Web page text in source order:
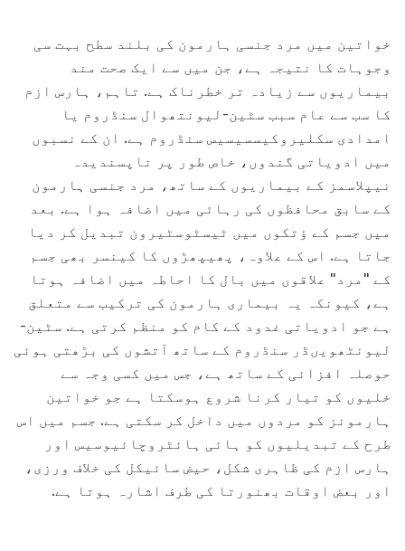
خواتین میں مرد جنسی ہارمون کی بلند سطح بہت سی
وجوہات کا نتیجہ ہے، جن میں سے ایک صحت مند
بیماریوں سے زیادہ تر خطرناک ہے. تاہم، ہارس ازم
کا سب سے عام سبب سٹین-لیونتھوال سنڈروم یا
امدادی سکلیروکیسسیسیس سنڈروم ہے. ان کے نسبوں
میں ادویاتی گندوں، خاص طور پر ناپسندیدہ
نیپلاسمز کے بیماریوں کے ساتھ، مرد جنسی ہارمون
کے سابق محافظوں کی رہائی میں اضافہ ہوا ہے. بعد
میں جسم کے ؤتکوں میں ٹیسٹوسٹیرون تبدیل کر دیا
جاتا ہے. اس کے علاوہ، پھیپھڑوں کا کینسر بھی جسم
کے "مرد" علاقوں میں بال کا احاطہ میں اضافہ ہوتا
ہے، کیونکہ یہ بیماری ہارمون کی ترکیب سے متعلق
ہے جو ادویاتی غدود کے کام کو منظم کرتی ہے. سٹین-
لیونٹھویںڈر سنڈروم کے ساتھ آتشوں کی بڑھتی ہوئی
حوصلہ افزائی کے ساتھ ہے، جس میں کسی وجہ سے
خلیوں کو تیار کرنا شروع ہوسکتا ہے جو خواتین
ہارمونز کو مردوں میں داخل کر سکتی ہے. جسم میں اس
طرح کے تبدیلیوں کو ہائی ہائٹروچائیوسیس اور
ہارس ازم کی ظاہری شکل، حیض سائیکل کی خلاف ورزی،
اور بعض اوقات بھنورتا کی طرف اشارہ ہوتا ہے.